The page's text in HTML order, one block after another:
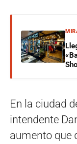
En la ciudad
intendente
aumento que